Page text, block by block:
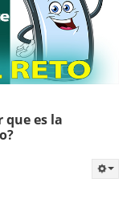
que es la